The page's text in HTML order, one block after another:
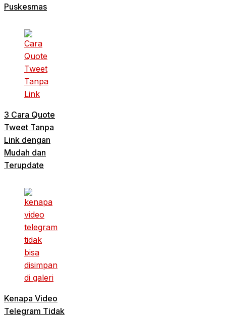
Puskesmas
3 Cara Quote
Tweet Tanpa
Link dengan
Mudah dan
Terupdate
Kenapa Video
Telegram Tidak